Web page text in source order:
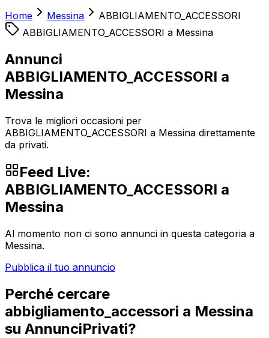
Home Messina
ABBIGLIAMENTO_ACCESSORI
ABBIGLIAMENTO_ACCESSORI a Messina
Annunci
ABBIGLIAMENTO_ACCESSORI a
Messina
Trova le migliori occasioni per
ABBIGLIAMENTO_ACCESSORI a Messina direttamente
da privati.
Feed Live:
ABBIGLIAMENTO_ACCESSORI a
Messina
Al momento non ci sono annunci in questa categoria a
Messina.
Pubblica il tuo annuncio
Perché cercare
abbigliamento_accessori a Messina
su AnnunciPrivati?